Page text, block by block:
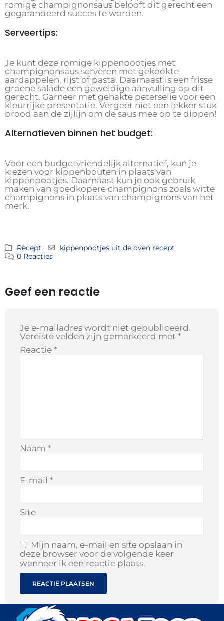
romige champignonsaus belooft dit gerecht een
gegarandeerd succes te worden.
Serveertips:
Je kunt deze romige kippenpootjes met
champignonsaus serveren met gekookte
aardappelen, rijst of pasta. Daarnaast is een frisse
groene salade een geweldige aanvulling op dit
gerecht. Garneer met gehakte peterselie voor een
kleurrijke presentatie. Vergeet niet een lekker stuk
brood aan de zijlijn om de saus mee op te dippen!
Alternatieven binnen het budget:
Voor een budgetvriendelijk alternatief, kun je
kiezen voor kippenbouten in plaats van
kippenpootjes. Daarnaast kun je ook gebruik
maken van goedkopere champignons zoals witte
champignons in plaats van champignons van het
merk.
Recept
kippenpootjes uit de oven recept
0 Reacties
Geef een reactie
Je e-mailadres wordt niet gepubliceerd.
Vereiste velden zijn gemarkeerd met *
Reactie *
Naam *
E-mail *
Site
Mijn naam, e-mail en site opslaan in
deze browser voor de volgende keer
wanneer ik een reactie plaats.